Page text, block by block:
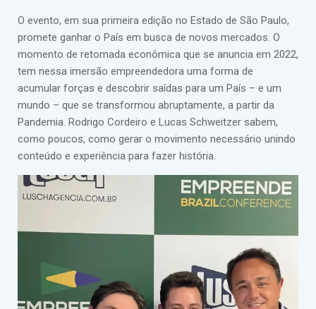
O evento, em sua primeira edição no Estado de São Paulo,
promete ganhar o País em busca de novos mercados. O
momento de retomada econômica que se anuncia em 2022,
tem nessa imersão empreendedora uma forma de
acumular forças e descobrir saídas para um País – e um
mundo – que se transformou abruptamente, a partir da
Pandemia. Rodrigo Cordeiro e Lucas Schweitzer sabem,
como poucos, como gerar o movimento necessário unindo
conteúdo e experiência para fazer história.